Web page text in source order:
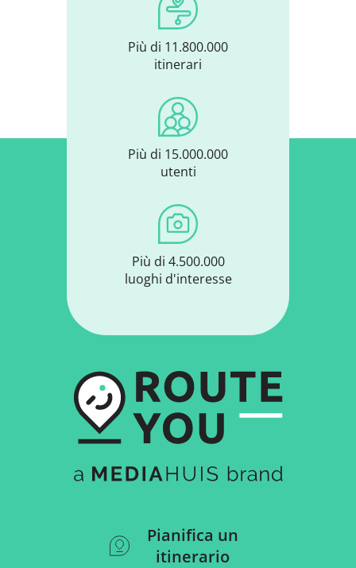
Più di 11.800.000
itinerari
Più di 15.000.000
utenti
Più di 4.500.000
luoghi d'interesse
Pianifica un
itinerario